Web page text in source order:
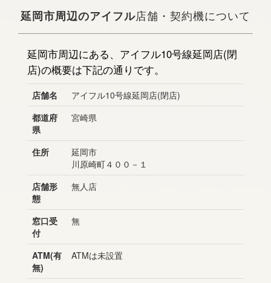
延岡市周辺のアイフル店舗・契約機について
延岡市周辺にある、アイフル10号線延岡店(閉
店)の概要は下記の通りです。
店舗名
アイフル10号線延岡店(閉店)
都道府
県
宮崎県
住所
延岡市
川原崎町４００－１
店舗形
態
無人店
窓口受
付
無
ATM(有
無)
ATMは未設置